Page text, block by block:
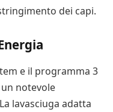
dei capi.
e il programma 3
notevole
lavasciuga adatta